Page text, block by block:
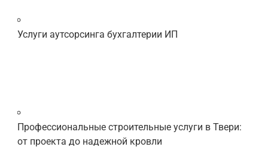
Услуги аутсорсинга бухгалтерии ИП
Профессиональные строительные услуги в Твери:
от проекта до надежной кровли